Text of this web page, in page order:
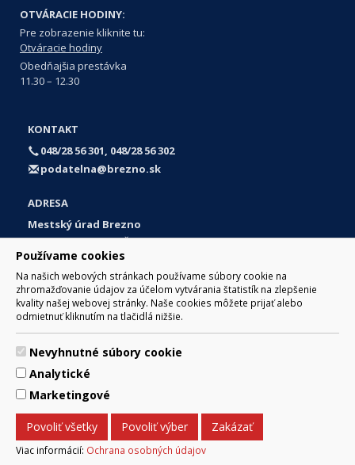
Používame cookies
Na našich webových stránkach používame súbory cookie na
zhromažďovanie údajov za účelom vytvárania štatistík na zlepšenie
kvality našej webovej stránky. Naše cookies môžete prijať alebo
odmietnuť kliknutím na tlačidlá nižšie.
Nevyhnutné súbory cookie
Analytické
Marketingové
Povoliť všetky Povoliť výber Zakázať
Viac informácií: Ochrana osobných údajov
OTVÁRACIE HODINY:
Pre zobrazenie kliknite tu:
Otváracie hodiny
Obedňajšia prestávka
11.30 – 12.30
KONTAKT
048/28 56 301, 048/28 56 302
podatelna@brezno.sk
ADRESA
Mestský úrad Brezno
Námestie gen. M. R. Štefánika 1
977 01 Brezno
Slovakia (Slovak Republic)
© 2017 Mesto Brezno, Námestie gen. M. R. Štefánika 1, Brezno
977 01 Tel.: 048/28 56 301, 048/28 56 302 Email:
Za obsah zodpovedá Mesto Brezno. Technický prevádzkovateľ:
Arrabella, s.r.o. , Pod Donátom 12/136 Žiar nad Hronom 965 01
podpora@internetova-stranka.sk
Prehlásenie o prístupnosti
Ochrana osobných údajov